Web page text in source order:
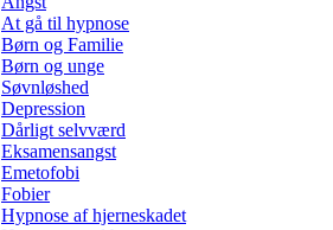
At gå til hypnose
Børn og Familie
Børn og unge
Søvnløshed
Depression
Dårligt selvværd
Eksamensangst
Emetofobi
Fobier
Hypnose af hjerneskadet